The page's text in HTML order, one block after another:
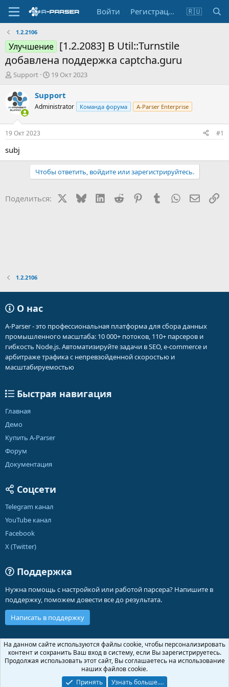
Войти Регистрация 🇷🇺
1.2.2106
Улучшение [1.2.2083] В Util::Turnstile
добавлена поддержка captcha.guru
А
т
о
р
т
е
м
ы
Support
Д
т
а
н
а
19 Окт 2023
Support
Administrator Команда форума A-Parser Enterprise
19 Окт 2023 #1
subj
Чтобы ответить, войдите или зарегистрируйтесь.
Поделиться: BlueskyLinkedIn
Reddit PinterestTumblr WhatsApp
1.2.2106
О нас
A-Parser - это профессиональная платформа для сбора данных
промышленного масштаба: 10 000+ потоков, 110+ парсеров и
гибкость Node.js. Автоматизируйте задачи в SEO, e-commerce и
арбитраже трафика с непревзойденной скоростью и
масштабируемостью
Быстрая навигация
Главная
Демо
Купить A-Parser
Форум
Документация
Соцсети
Telegram канал
YouTube канал
Facebook
X (Twitter)
Поддержка
Нужна помощь с настройкой или работой парсера? Напишите в
поддержку, поможем довести все до результата.
Написать в поддержку
Russian (RU)
Обратная связь
Условия и правила
Политика конфиденциальности
Помощь
Community platform by XenForo ® © 2010-2026 XenForo Ltd.
На данном сайте используются файлы cookie, чтобы персонализировать
контент и сохранить Ваш вход в систему, если Вы зарегистрируетесь.
Продолжая использовать этот сайт, Вы соглашаетесь на использование
наших файлов cookie.
Принять
Узнать больше.…